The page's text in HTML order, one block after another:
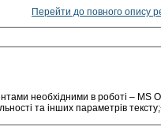
Перейти до повного опису
необхідними в роботі – MS
та інших параметрів